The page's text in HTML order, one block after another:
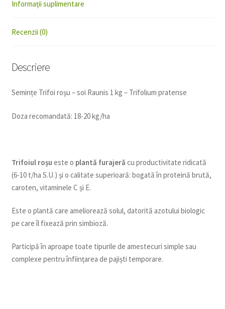
Informații suplimentare
Recenzii (0)
Descriere
Semințe Trifoi roșu – soi Raunis 1 kg – Trifolium pratense
Doza recomandată: 18-20 kg/ha
Trifoiul roșu este o plantă furajeră cu productivitate ridicată
(6-10 t/ha S.U.) și o calitate superioară: bogată în proteină brută,
caroten, vitaminele C și E.
Este o plantă care ameliorează solul, datorită azotului biologic
pe care îl fixează prin simbioză.
Participă în aproape toate tipurile de amestecuri simple sau
complexe pentru înființarea de pajiști temporare.